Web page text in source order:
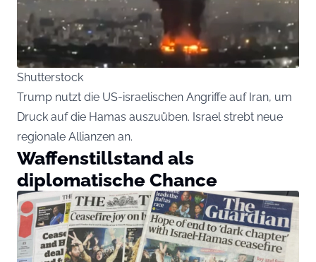
Shutterstock
Trump nutzt die US-israelischen Angriffe auf Iran, um
Druck auf die Hamas auszuüben. Israel strebt neue
regionale Allianzen an.
Waffenstillstand als
diplomatische Chance